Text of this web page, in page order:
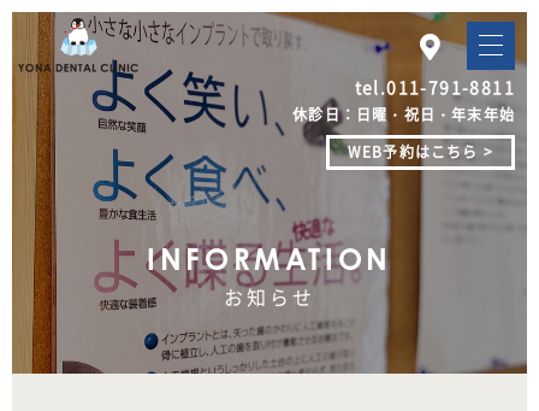
tel.011-791-8811
休診日：日曜・祝日・年末年始
WEB予約はこちら >
INFORMATION
お知らせ